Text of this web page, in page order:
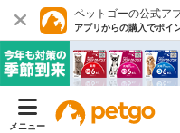
ペットゴーの公式ア
アプリからの購入でポイ
メニュー